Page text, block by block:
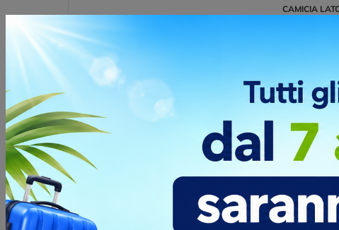
CAMICIA
TRANSFER
DIGITALE
Posizioni di
CAMICIA